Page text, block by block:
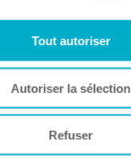
Tout autoriser
Autoriser la sélection
Refuser